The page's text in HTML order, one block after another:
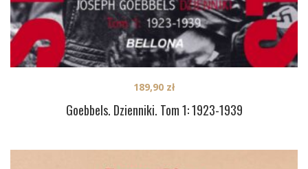
Goebbels. Dzienniki. Tom 1: 1923-1939
189,90 zł